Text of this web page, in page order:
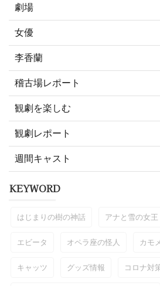
劇場
女優
李香蘭
稽古場レポート
観劇を楽しむ
観劇レポート
週間キャスト
KEYWORD
はじまりの樹の神話 アナと雪の女王
エビータ オペラ座の怪人 カモ
キャッツ グッズ情報 コロナ対